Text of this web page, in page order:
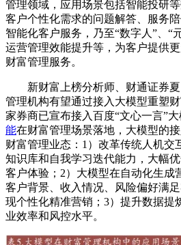
管理领域，应用场景包括智能投研
客户个性化需求的问题解答、服务
智能化客户服务，乃至“数字人”、“
运营管理效能提升等，为客户提供
财富管理服务。
新财富上榜分析师、财通证券
管理机构有望通过接入大模型重塑
家券商已宣布接入百度“文心一言”
能在财富管理场景落地，大模型的
财富管理业态：1）改革传统人机交
知识库和自我学习迭代能力，大幅
客户体验；2）大模型在自动化生成
客户背景、收入情况、风险偏好满
现个性化精准营销；3）提升数据提
业效率和风控水平。